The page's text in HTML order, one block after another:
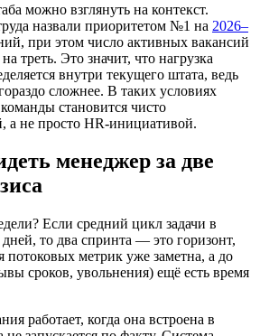
можно взглянуть на контекст.
назвали приоритетом №1 на 2026–
при этом число активных вакансий
треть. Это значит, что нагрузка
внутри текущего штата, ведь
сложнее. В таких условиях
становится чисто
а не просто HR-инициативой.
менеджер за две
Если средний цикл задачи в
то два спринта — это горизонт,
потоковых метрик уже заметна, а до
сроков, увольнения) ещё есть время
работает, когда она встроена в